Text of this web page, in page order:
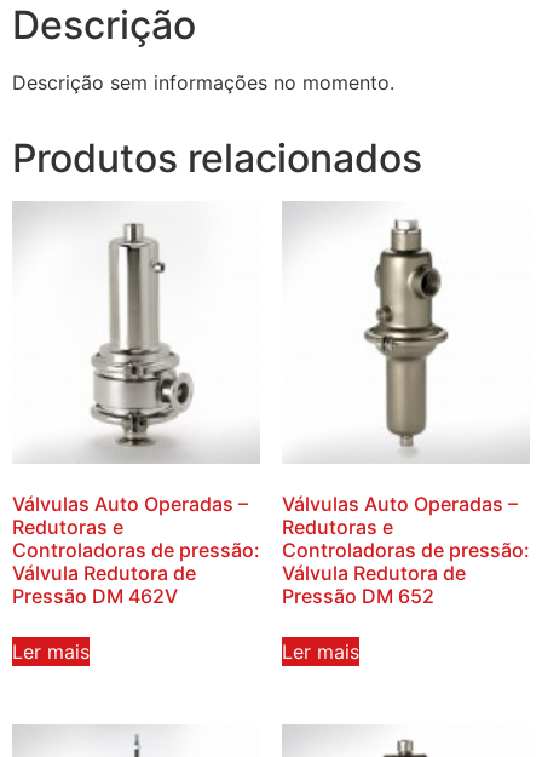
Descrição
Descrição sem informações no momento.
Produtos relacionados
Válvulas Auto Operadas –
Redutoras e
Controladoras de pressão:
Válvula Redutora de
Pressão DM 462V
Ler mais
Válvulas Auto Operadas –
Redutoras e
Controladoras de pressão:
Válvula Redutora de
Pressão DM 652
Ler mais